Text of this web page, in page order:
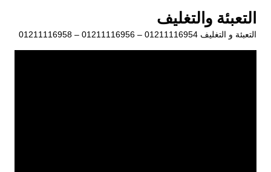
المحتوى
التعبئة والتغليف
التعبئة و التغليف 01211116954 – 01211116956 – 01211116958